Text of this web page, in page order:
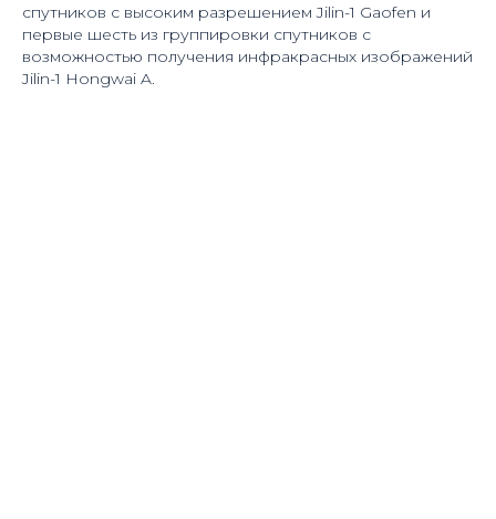
спутников с высоким разрешением Jilin-1 Gaofen и
первые шесть из группировки спутников с
возможностью получения инфракрасных изображений
Jilin-1 Hongwai A.